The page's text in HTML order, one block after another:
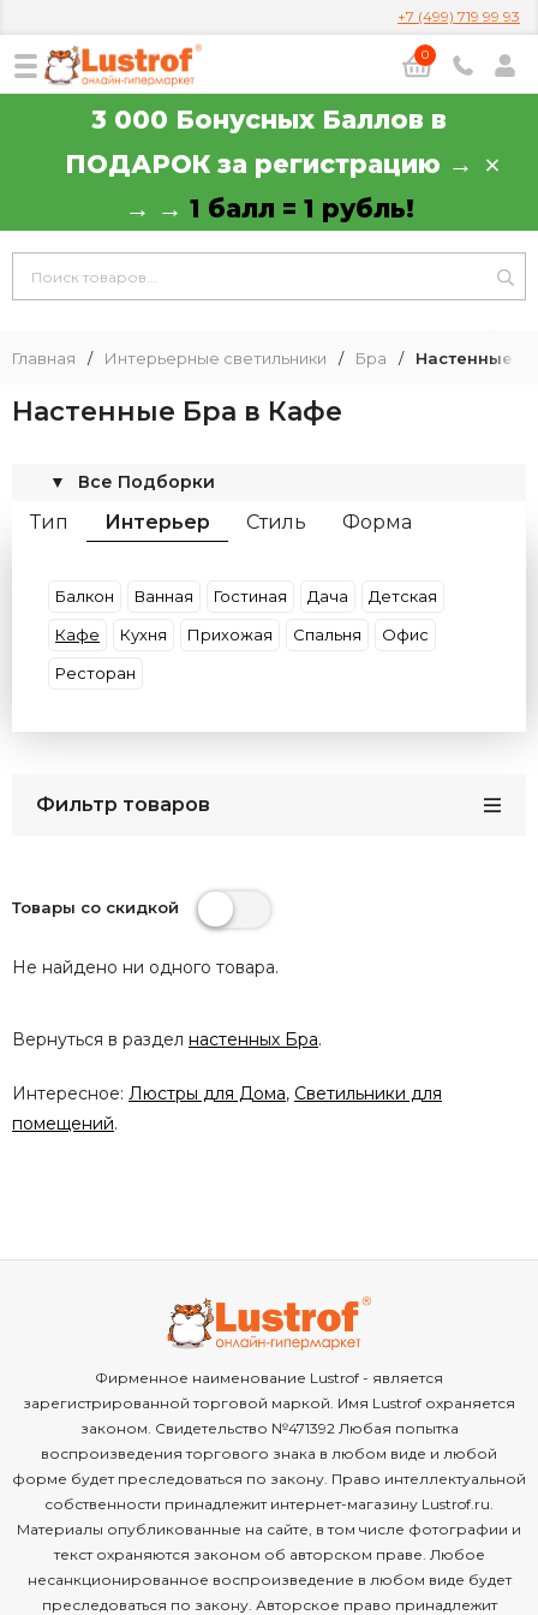
+7 (499) 719 99 93
0
3 000 Бонусных Баллов в
ПОДАРОК за регистрацию →
→ → 1 балл = 1 рубль!
Главная / Интерьерные светильники / Бра / Настенные
Настенные Бра в Кафе
Все Подборки
▼
Тип Интерьер Стиль
Форма
Размер
Материал (Основание\Плафон)
Бренд
Страны Защита (IP)
Балкон Ванная Гостиная Дача
Детская
Кафе
Кухня Прихожая Спальня
Офис
Ресторан
Фильтр товаров
Товары со скидкой
Не найдено ни одного товара.
Вернуться в раздел настенных Бра.
Интересное: Люстры для Дома, Светильники для
помещений.
Фирменное наименование Lustrof - является
зарегистрированной торговой маркой. Имя Lustrof охраняется
законом. Свидетельство №471392 Любая попытка
воспроизведения торгового знака в любом виде и любой
форме будет преследоваться по закону. Право интеллектуальной
собственности принадлежит интернет-магазину Lustrof.ru.
Материалы опубликованные на сайте, в том числе фотографии и
текст охраняются законом об авторском праве. Любое
несанкционированное воспроизведение в любом виде будет
преследоваться по закону. Авторское право принадлежит